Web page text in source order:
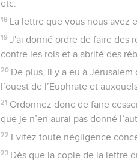
etc.
18 La lettre que vous nous avez
19 J'ai donné ordre de faire des
contre les rois et a abrité des
20 De plus, il y a eu à
l’ouest de l’Euphrate et
21 Ordonnez donc de faire
que je n’en aurai pas donné
22 Evitez toute négligence
23 Dès que la copie de la lettre